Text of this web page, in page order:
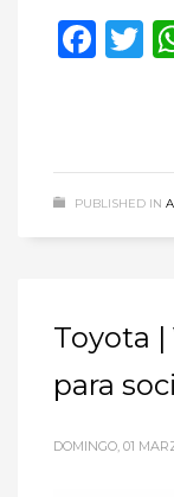
PUBLISHED IN
Toyota |
para
DOMINGO, 01